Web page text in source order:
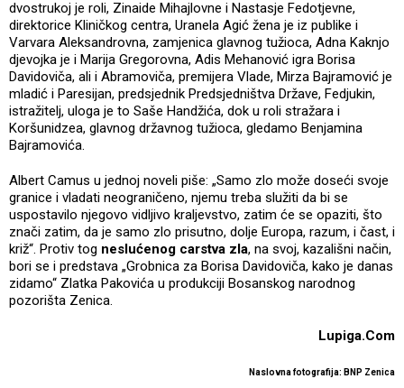
dvostrukoj je roli, Zinaide Mihajlovne i Nastasje Fedotjevne,
direktorice Kliničkog centra, Uranela Agić žena je iz publike i
Varvara Aleksandrovna, zamjenica glavnog tužioca, Adna Kaknjo
djevojka je i Marija Gregorovna, Adis Mehanović igra Borisa
Davidoviča, ali i Abramoviča, premijera Vlade, Mirza Bajramović je
mladić i Paresijan, predsjednik Predsjedništva Države, Fedjukin,
istražitelj, uloga je to Saše Handžića, dok u roli stražara i
Koršunidzea, glavnog državnog tužioca, gledamo Benjamina
Bajramovića.
Albert Camus u jednoj noveli piše: „Samo zlo može doseći svoje
granice i vladati neograničeno, njemu treba služiti da bi se
uspostavilo njegovo vidljivo kraljevstvo, zatim će se opaziti, što
znači zatim, da je samo zlo prisutno, dolje Europa, razum, i čast, i
križ“. Protiv tog neslućenog carstva zla, na svoj, kazališni način,
bori se i predstava „Grobnica za Borisa Davidoviča, kako je danas
zidamo“ Zlatka Pakovića u produkciji Bosanskog narodnog
pozorišta Zenica.
Lupiga.Com
Naslovna fotografija: BNP Zenica